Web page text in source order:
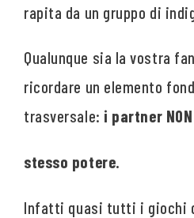
rapita da un gruppo di
Qualunque sia la vostra
ricordare un elemento
trasversale: i partner
stesso potere.
Infatti quasi tutti i giochi